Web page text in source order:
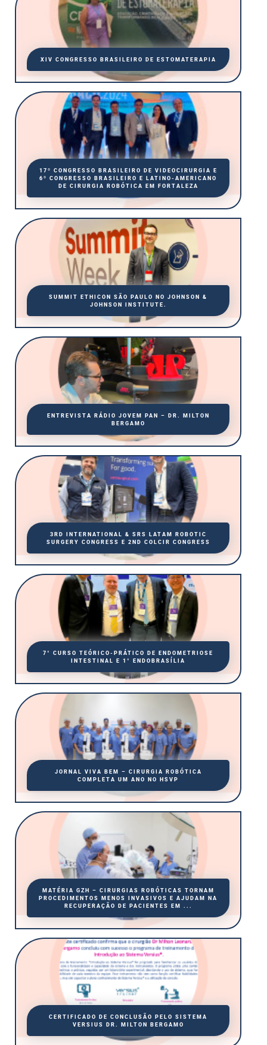
XIV CONGRESSO BRASILEIRO DE ESTOMATERAPIA
17º CONGRESSO BRASILEIRO DE VIDEOCIRURGIA E
6º CONGRESSO BRASILEIRO E LATINO-AMERICANO
DE CIRURGIA ROBÓTICA EM FORTALEZA
SUMMIT ETHICON SÃO PAULO NO JOHNSON &
JOHNSON INSTITUTE.
ENTREVISTA RÁDIO JOVEM PAN – DR. MILTON
BERGAMO
3RD INTERNATIONAL & SRS LATAM ROBOTIC
SURGERY CONGRESS E 2ND COLCIR CONGRESS
7° CURSO TEÓRICO-PRÁTICO DE ENDOMETRIOSE
INTESTINAL E 1° ENDOBRASÍLIA
JORNAL VIVA BEM – CIRURGIA ROBÓTICA
COMPLETA UM ANO NO HSVP
MATÉRIA GZH – CIRURGIAS ROBÓTICAS TORNAM
PROCEDIMENTOS MENOS INVASIVOS E AJUDAM NA
RECUPERAÇÃO DE PACIENTES EM ...
CERTIFICADO DE CONCLUSÃO PELO SISTEMA
VERSIUS DR. MILTON BERGAMO